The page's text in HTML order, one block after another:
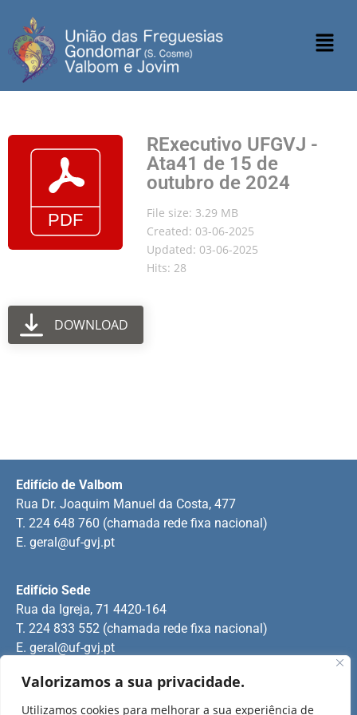
Valorizamos a sua privacidade.
Utilizamos cookies para melhorar a sua experiência de
RExecutivo UFGVJ -
Ata41 de 15 de
outubro de 2024
File size: 3.29 MB
Created: 03-06-2025
Updated: 03-06-2025
Hits: 28
DOWNLOAD
Edifício Sede
Rua da Igreja, 71 4420-164
T. 224 833 552 (chamada rede fixa nacional)
E. geral@uf-gvj.pt
Edifício de Valbom
Rua Dr. Joaquim Manuel da Costa, 477
T. 224 648 760 (chamada rede fixa nacional)
E. geral@uf-gvj.pt